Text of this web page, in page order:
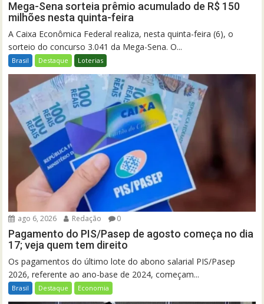
Mega-Sena sorteia prêmio acumulado de R$ 150
milhões nesta quinta-feira
A Caixa Econômica Federal realiza, nesta quinta-feira (6), o
sorteio do concurso 3.041 da Mega-Sena. O...
Brasil Destaque Loterias
ago 6, 2026 Redação 0
Pagamento do PIS/Pasep de agosto começa no dia
17; veja quem tem direito
Os pagamentos do último lote do abono salarial PIS/Pasep
2026, referente ao ano-base de 2024, começam...
Brasil Destaque Economia